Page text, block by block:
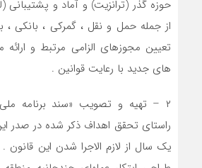
حوزه گذر (ترانزیت) و آماد و
از جمله حمل و نقل ، گمرکی ، بانکی
تعیین مجوزهای الزامی مرتبط و
های جدید با رعایت قوانین .
۲ – تهیه و تصویب «سند برنامه
راستای تحقق اهداف ذکر شده در صدر
یک سال از لازم الاجرا شدن این